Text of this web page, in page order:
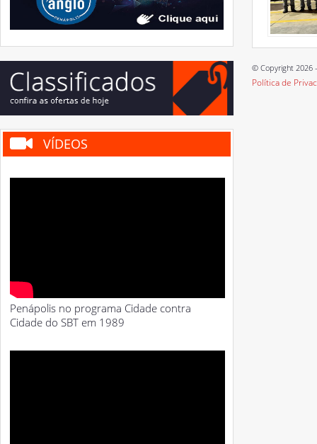
VÍDEOS
Penápolis no programa Cidade contra
Cidade do SBT em 1989
© Copyright 2026
Política de